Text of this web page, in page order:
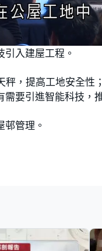
引入建屋工程。
，提高工地安全性
要引進智能科技，
管理。